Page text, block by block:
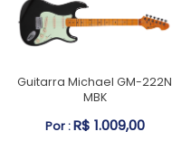
Guitarra Michael GM-222N
MBK
Por :R$ 1.009,00